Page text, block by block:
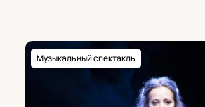
Музыкальный спектакль